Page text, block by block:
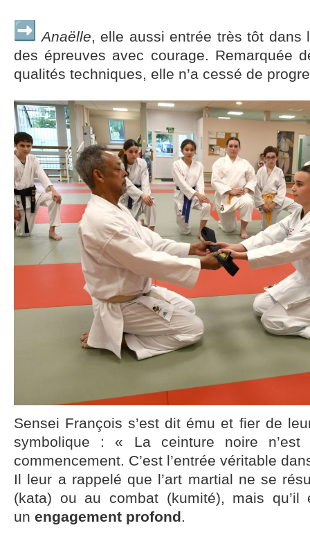
Anaëlle, elle aussi entrée très tôt dans
des épreuves avec courage. Remarquée
qualités techniques, elle n’a cessé de
Sensei François s’est dit ému et fier de
symbolique : « La ceinture noire
commencement. C’est l’entrée véritable
Il leur a rappelé que l’art martial ne se
(kata) ou au combat (kumité), mais
un engagement profond .